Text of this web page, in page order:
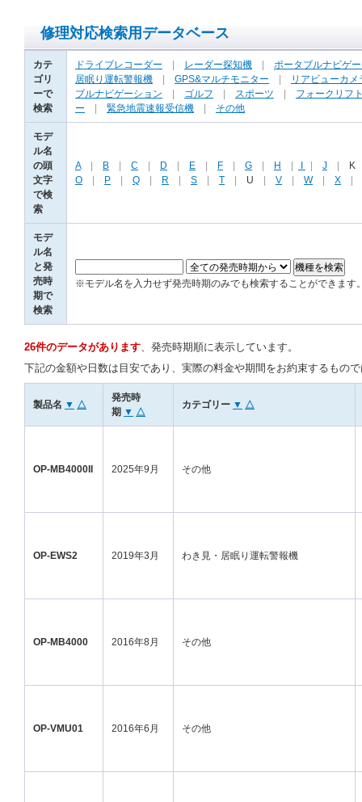
修理対応検索用データベース
カテ
ゴリ
ーで
検索
ドライブレコーダー レーダー探知機
ポータブルナビゲ
居眠り運転警報機
GPS&マルチモニター
リアビューカメ
ブルナビゲーション
ゴルフ スポーツ
フォークリフ
ー
緊急地震速報受信機 その他
モデ
ル名
の頭
文字
で検
索
A| B C D E F G H J K
O
P Q R S T U V W| X
モデ
ル名
と発
売時
期で
検索
※モデル名を入力せず発売時期のみでも検索することができます
26件のデータがあります、発売時期順に表示しています。
下記の金額や日数は目安であり、実際の料金や期間をお約束するもの
製品名 ▼ △
発売時
期 ▼ △
カテゴリー ▼ △
OP-MB4000II 2025年9月 その他
OP-EWS2 2019年3月 わき見・居眠り運転警報機
OP-MB4000 2016年8月 その他
OP-VMU01 2016年6月 その他